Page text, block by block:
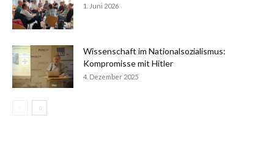
1. Juni 2026
Wissenschaft im Nationalsozialismus:
Kompromisse mit Hitler
4. Dezember 2025